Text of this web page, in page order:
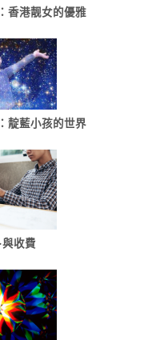
香港靓女的優雅
靛藍小孩的世界
收費